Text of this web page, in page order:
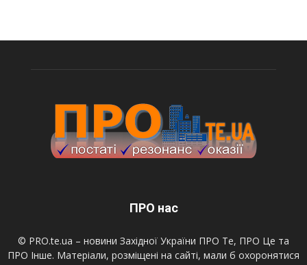
ПРО нас
© PRO.te.ua – новини Західної України ПРО Те, ПРО Це та
ПРО Інше. Матеріали, розміщені на сайті, мали б охоронятися